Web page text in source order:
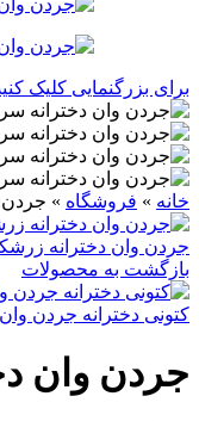
برای بزرگنمایی کلیک
خانه » فروشگاه » جردن
جردن وان دخترانه
بازگشت به محصولات
کتونی دخترانه جردن
جردن وان